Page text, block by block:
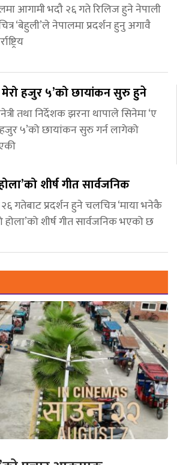
आगामी भदौ २६ गते रिलिज हुने नेपाली
‘बेहुली’ले नेपालमा प्रदर्शन हुनु अगावै
मेरो हजुर ५’को छायांकन सुरु हुने
तथा निर्देशक झरना थापाले सिनेमा ‘ए
५’को छायांकन सुरु गर्न लागेको
शीर्ष गीत सार्वजनिक
गतेबाट प्रदर्शन हुने चलचित्र ‘माया भनेकै
होला’को शीर्ष गीत सार्वजनिक भएको छ